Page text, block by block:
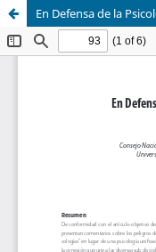
En Defensa de la